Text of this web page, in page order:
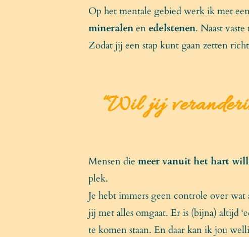
Op het mentale gebied werk ik met
mineralenen edelstenen. Naast
Zodat jij een stap kunt gaan zetten
“Wil jij
Mensen die meer vanuit het hart
plek.
Je hebt immers geen controle over
jij met alles omgaat. Er is (bijna) altijd
te komen staan. En daar kan ik jou